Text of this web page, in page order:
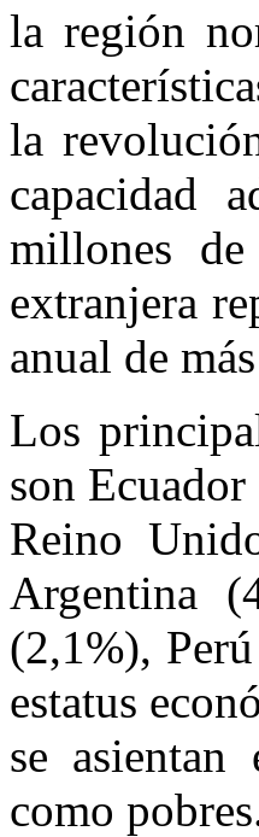
la región
la
capacidad
millones
extranjera
anual de
Los
son
Reino
Argentina
(2,1%),
estatus
se asientan
como